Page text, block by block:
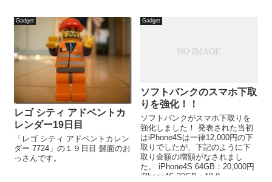
Gadget
レゴ シティ アドベントカ
レンダー19日目
「レゴ シティ アドベントカレン
ダー 7724」の１９日目 髭面のお
っさんです。
Gadget
ソフトバンクのスマホ下取
りを強化！！
ソフトバンクがスマホ下取りを
強化しました！ 発表された当初
はiPhone4Sは一律12,000円の下
取りでしたが、下記のように下
取り金額の増額がなされまし
た。 iPhone4S 64GB：20,000円
iPhone4S 32GB：18,0...